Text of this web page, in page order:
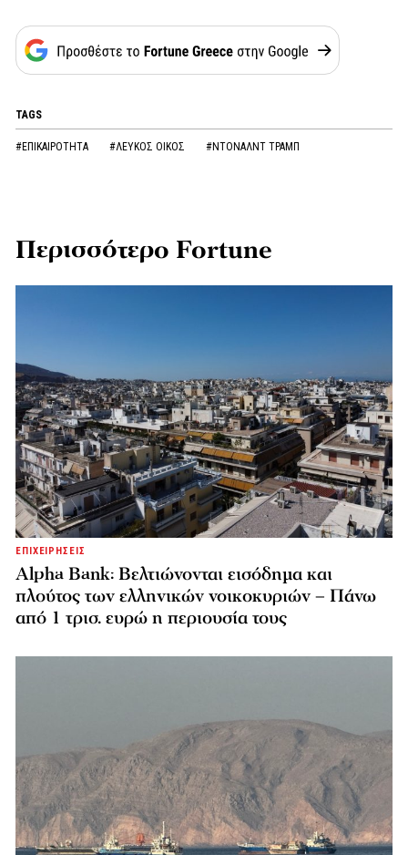
TAGS
#ΕΠΙΚΑΙΡΟΤΗΤΑ #ΛΕΥΚΟΣ ΟΙΚΟΣ #ΝΤΟΝΑΛΝΤ ΤΡΑΜΠ
Περισσότερο Fortune
ΕΠΙΧΕΙΡΗΣΕΙΣ
Alpha Bank: Βελτιώνονται εισόδημα και
πλούτος των ελληνικών νοικοκυριών – Πάνω
από 1 τρισ. ευρώ η περιουσία τους